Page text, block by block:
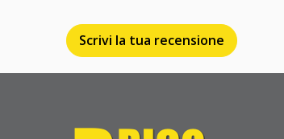
Scrivi la tua recensione